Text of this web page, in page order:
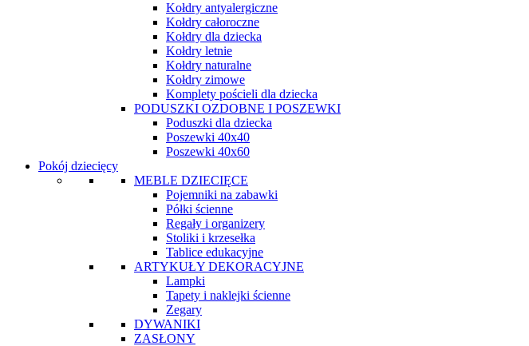
Kołdry antyalergiczne
Kołdry całoroczne
Kołdry dla dziecka
Kołdry letnie
Kołdry naturalne
Kołdry zimowe
Komplety pościeli dla dziecka
PODUSZKI OZDOBNE I POSZEWKI
Poduszki dla dziecka
Poszewki 40x40
Poszewki 40x60
Pokój dziecięcy
MEBLE DZIECIĘCE
Pojemniki na zabawki
Półki ścienne
Regały i organizery
Stoliki i krzesełka
Tablice edukacyjne
ARTYKUŁY DEKORACYJNE
Lampki
Tapety i naklejki ścienne
Zegary
DYWANIKI
ZASŁONY